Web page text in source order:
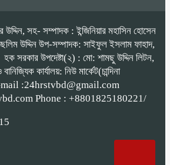
সহ- সম্পাদক : ইন্জিনিয়ার মহাসিন হোসেন
উদ্দিন উপ-সম্পাদক: সাইফুল ইসলাম ফাহাদ,
হক সরকার উপদেষ্টা(২) : মো: শামছু উদ্দিন লিটন,
কার্যালয়: নিউ মার্কেট(চান্দিনা
Gmail :24hrstvbd@gmail.com
Phone : +8801825180221/